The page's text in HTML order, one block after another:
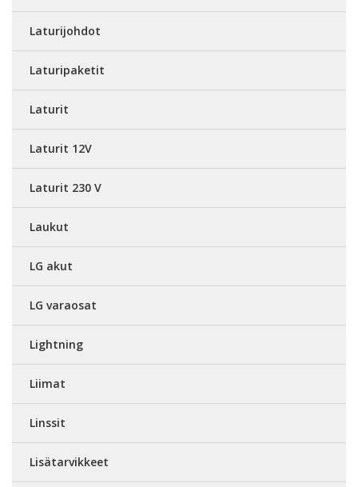
Laturijohdot
Laturipaketit
Laturit
Laturit 12V
Laturit 230 V
Laukut
LG akut
LG varaosat
Lightning
Liimat
Linssit
Lisätarvikkeet